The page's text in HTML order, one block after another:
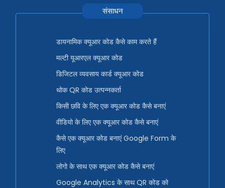
संसाधन
डायनामिक क्यूआर कोड कैसे काम करते हैं
मल्टी यूआरएल क्यूआर कोड
डिजिटल व्यवसाय कार्ड क्यूआर कोड
थोक QR कोड उत्पन्नकर्ता
किसी छवि के लिए एक क्यूआर कोड कैसे बनाएं
वीडियो के लिए एक क्यूआर कोड कैसे बनाएं
कैसे एक क्यूआर कोड बनाएं Google Form के
लिए
लोगो के साथ एक क्यूआर कोड कैसे बनाएं
Google Analytics के साथ QR कोड को